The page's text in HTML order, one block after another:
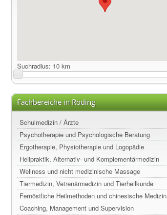
Suchradius: 10 km
Fachbereiche in Roding
Schulmedizin / Ärzte
Psychotherapie und Psychologische Beratung
Ergotherapie, Physiotherapie und Logopädie
Heilpraktik, Alternativ- und Komplementärmedizin
Wellness und nicht medizinische Massage
Tiermedizin, Vetrenärmedizin und Tierheilkunde
Fernöstliche Heilmethoden und chinesische Medizin
Coaching, Management und Supervision